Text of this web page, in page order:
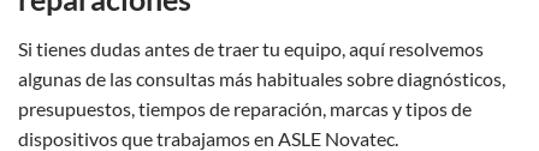
Si tienes dudas antes de traer tu equipo, aquí resolvemos
algunas de las consultas más habituales sobre diagnósticos,
presupuestos, tiempos de reparación, marcas y tipos de
dispositivos que trabajamos en ASLE Novatec.